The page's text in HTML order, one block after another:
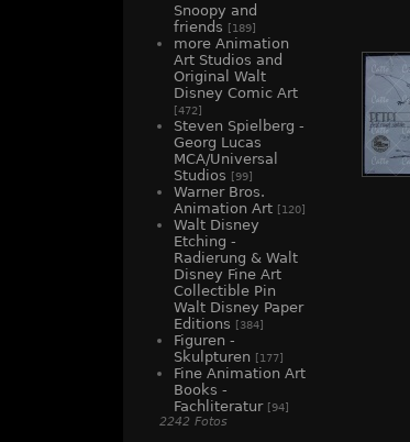
Snoopy and
friends
[189]
more Animation
Art Studios and
Original Walt
Disney Comic Art
[472]
Steven Spielberg -
Georg Lucas
MCA/Universal
Studios
[99]
Warner Bros.
Animation Art [120]
Walt Disney
Etching -
Radierung & Walt
Disney Fine Art
Collectible Pin
Walt Disney Paper
Editions
[384]
Figuren -
Skulpturen
[177]
Fine Animation Art
Books -
Fachliteratur [94]
2242 Fotos